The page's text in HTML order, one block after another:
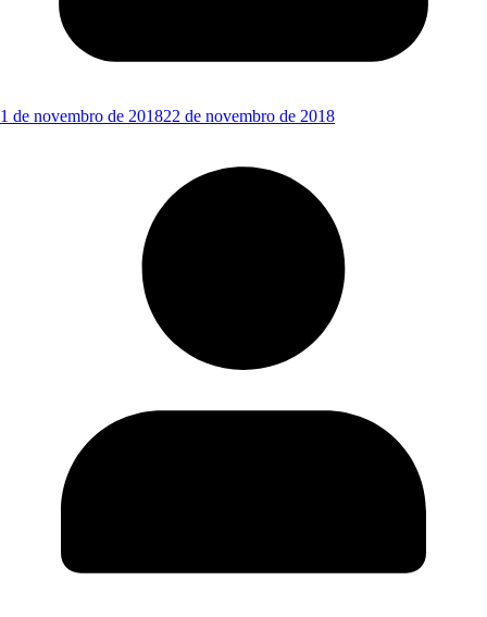
1 de novembro de 201822 de novembro de 2018